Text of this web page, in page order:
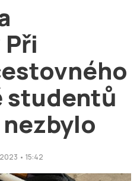
studentů
• 15:42